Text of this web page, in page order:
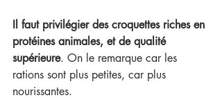
Il faut privilégier des croquettes riches en
protéines animales, et de qualité
supérieure. On le remarque car les
rations sont plus petites, car plus
nourissantes.